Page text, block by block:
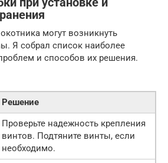
при установке и
могут возникнуть
Я собрал список наиболее
и способов их решения.
Решение
Проверьте надежность крепления
винтов. Подтяните винты, если
необходимо.